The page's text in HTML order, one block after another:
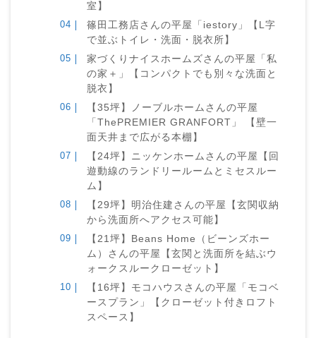
室】
篠田工務店さんの平屋「iestory」【L字
で並ぶトイレ・洗面・脱衣所】
家づくりナイスホームズさんの平屋「私
の家＋」【コンパクトでも別々な洗面と
脱衣】
【35坪】ノーブルホームさんの平屋
「ThePREMIER GRANFORT」 【壁一
面天井まで広がる本棚】
【24坪】ニッケンホームさんの平屋【回
遊動線のランドリールームとミセスルー
ム】
【29坪】明治住建さんの平屋【玄関収納
から洗面所へアクセス可能】
【21坪】Beans Home（ビーンズホー
ム）さんの平屋【玄関と洗面所を結ぶウ
ォークスルークローゼット】
【16坪】モコハウスさんの平屋「モコベ
ースプラン」【クローゼット付きロフト
スペース】